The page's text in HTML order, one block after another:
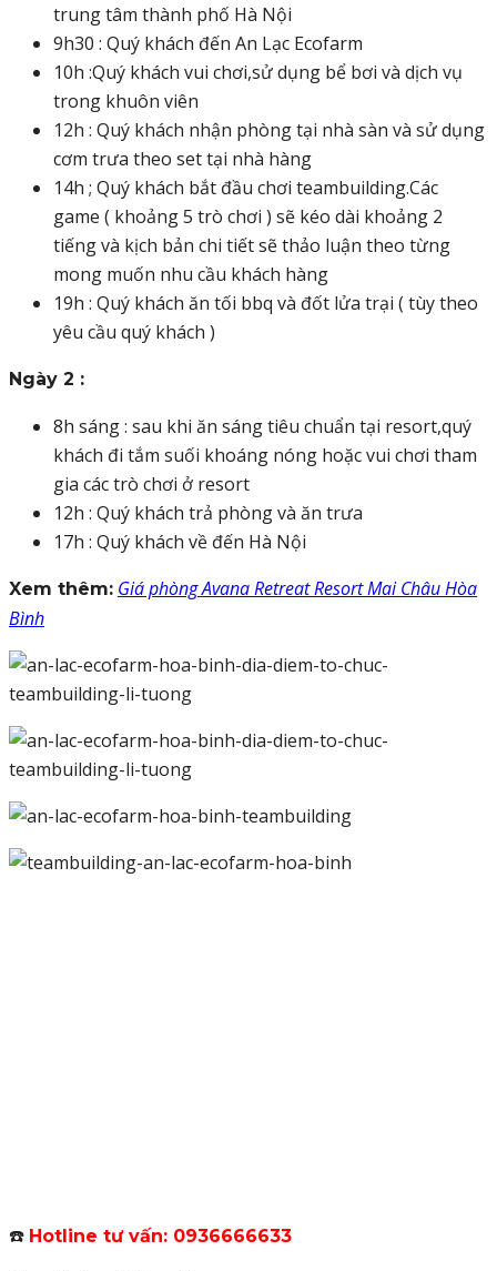
trung tâm thành phố Hà Nội
9h30 : Quý khách đến An Lạc Ecofarm
10h :Quý khách vui chơi,sử dụng bể bơi và dịch vụ
trong khuôn viên
12h : Quý khách nhận phòng tại nhà sàn và sử dụng
cơm trưa theo set tại nhà hàng
14h ; Quý khách bắt đầu chơi teambuilding.Các
game ( khoảng 5 trò chơi ) sẽ kéo dài khoảng 2
tiếng và kịch bản chi tiết sẽ thảo luận theo từng
mong muốn nhu cầu khách hàng
19h : Quý khách ăn tối bbq và đốt lửa trại ( tùy theo
yêu cầu quý khách )
Ngày 2 :
8h sáng : sau khi ăn sáng tiêu chuẩn tại resort,quý
khách đi tắm suối khoáng nóng hoặc vui chơi tham
gia các trò chơi ở resort
12h : Quý khách trả phòng và ăn trưa
17h : Quý khách về đến Hà Nội
Xem thêm: Giá phòng Avana Retreat Resort Mai Châu Hòa
Bình
☎️ Hotline tư vấn: 0936666633